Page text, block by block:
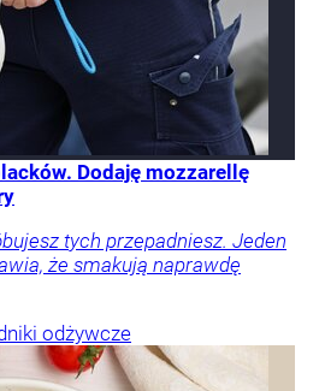
Dodaję mozzarellę
tych przepadniesz. Jeden
że smakują naprawdę
odżywcze